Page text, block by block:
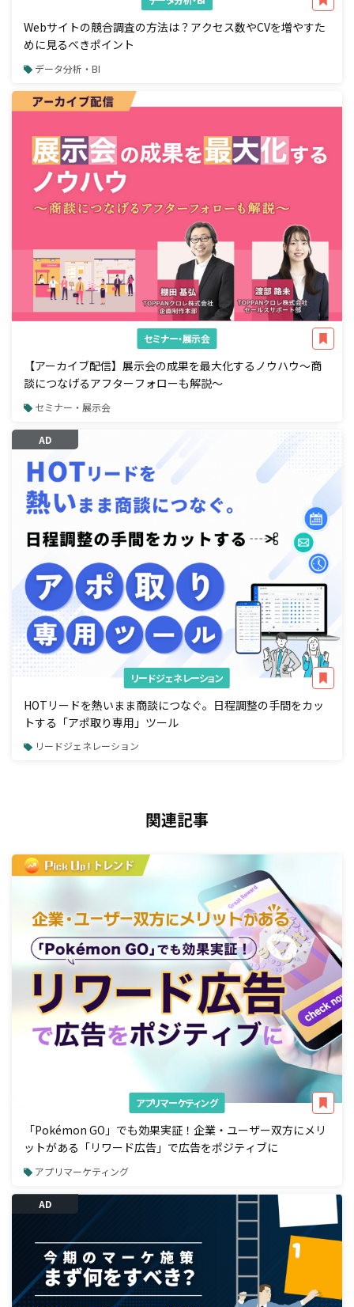
Webサイトの競合調査の方法は？アクセス数やCVを増やすた
めに見るべきポイント
データ分析・BI
セミナー・展示会
【アーカイブ配信】展示会の成果を最大化するノウハウ～商
談につなげるアフターフォローも解説～
セミナー・展示会
AD
リードジェネレーション
HOTリードを熱いまま商談につなぐ。日程調整の手間をカッ
トする「アポ取り専用」ツール
リードジェネレーション
関連記事
アプリマーケティング
「Pokémon GO」でも効果実証！企業・ユーザー双方にメリ
ットがある「リワード広告」で広告をポジティブに
アプリマーケティング
AD